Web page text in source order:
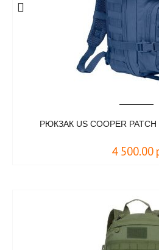
РЮКЗАК US COOPER PATCH
4 500.00